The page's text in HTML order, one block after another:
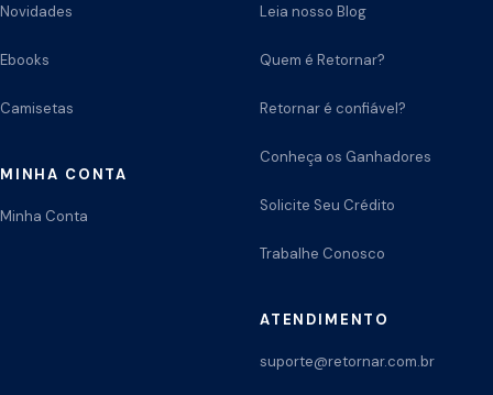
Novidades
Ebooks
Camisetas
MINHA CONTA
Minha Conta
Leia nosso Blog
Quem é Retornar?
Retornar é confiável?
Conheça os Ganhadores
Solicite Seu Crédito
Trabalhe Conosco
ATENDIMENTO
suporte@retornar.com.br